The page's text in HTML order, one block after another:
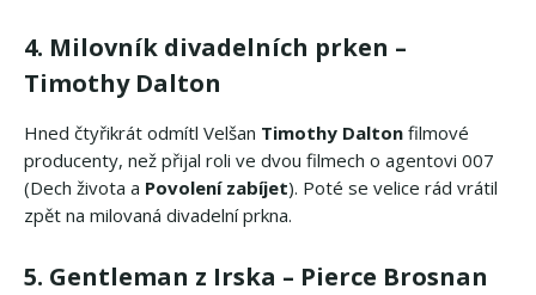
4. Milovník divadelních prken –
Timothy Dalton
Hned čtyřikrát odmítl Velšan Timothy Dalton filmové
producenty, než přijal roli ve dvou filmech o agentovi 007
(Dech života a Povolení zabíjet). Poté se velice rád vrátil
zpět na milovaná divadelní prkna.
5. Gentleman z Irska – Pierce Brosnan